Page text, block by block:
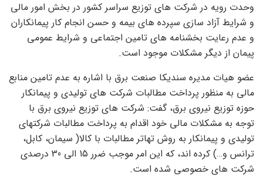
وحدت رویه در شرکت های توزیع سراسر کشور در بخش امور مالی
و شرایط آزاد سازی سپرده های بیمه و حسن انجام کار پیمانکاران
و عدم رعایت بخشنامه های تامین اجتماعی و شرایط عمومی
پیمان از دیگر مشکلات موجود است.
عضو هیات مدیره سندیکا صنعت برق با اشاره به عدم تامین منابع
مالی به منظور پرداخت مطالبات شرکت های تولیدی و پیمانکار
حوزه توزیع نیروی برق، گفت: شرکت های توزیع نیروی برق با
توجه به مشکلات مالی خود اقدام به پرداخت مطالبات شرکتهای
تولیدی و پیمانکار به روش تهاتر مطالبات با کالا( سیمان، کابل،
ترانس و…) کرده اند، که این امر موجب ضرر 15 الی 30 درصدی
شرکت های خصوصی شده است.